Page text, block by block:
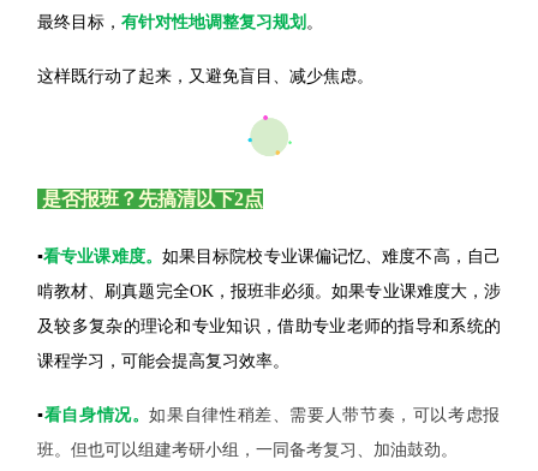
最终目标， 有针对性地调整复习规划 。
这样既行动了起来，又避免盲目、减少焦虑。
是否报班？先搞清以下2点
▪️看专业课难度。 如果目标院校专业课偏记忆、难度不高，自己
啃教材、刷真题完全OK，报班非必须。如果专业课难度大，涉
及较多复杂的理论和专业知识，借助专业老师的指导和系统的
课程学习，可能会提高复习效率。
▪️看自身情况。如果自律性稍差、需要人带节奏，可以考虑报
班。但也可以组建考研小组，一同备考复习、加油鼓劲。